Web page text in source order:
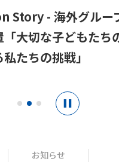
Story - 移動時
姿勢改善アドバイザ
ート」が目指すもの
お知らせ